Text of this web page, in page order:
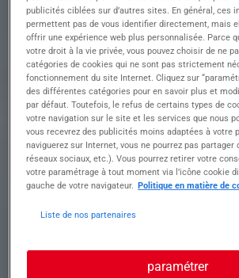
fournisseurs et produits
• Gérer les litiges et le suivi des
clients
• Participer aux négociations avec
fournisseurs
Profil
Profil recherché :
• Expérience de 2 ans minimum sur
• Maîtrise d'Excel et d'un ERP
• Rigueur, organisation et bon
publicités ciblées sur d’autres sites. En général, ces
permettent pas de vous identifier directement, mais
offrir une expérience web plus personnalisée. Parce
votre droit à la vie privée, vous pouvez choisir de ne
catégories de cookies qui ne sont pas strictement
fonctionnement du site Internet. Cliquez sur
des différentes catégories pour en savoir plus et
par défaut. Toutefois, le refus de certains types de
votre navigation sur le site et les services que nous
vous recevrez des publicités moins adaptées à votre
naviguerez sur Internet, vous ne pourrez pas partager
réseaux sociaux, etc.). Vous pourrez retirer votre
votre paramétrage à tout moment via l’icône cookie
gauche de votre navigateur. Politique en matière de
Liste de nos partenaires
paramétrer